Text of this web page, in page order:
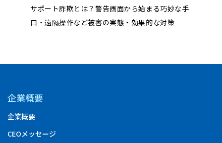
サポート詐欺とは？警告画面から始まる巧妙な手
口・遠隔操作など被害の実態・効果的な対策
企業概要
企業概要
CEOメッセージ